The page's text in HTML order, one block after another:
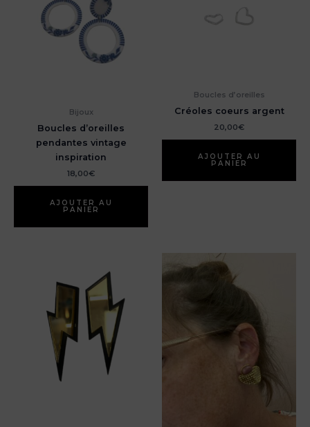
Bijoux
Boucles d’oreilles
pendantes vintage
inspiration
18,00€
AJOUTER AU
PANIER
Boucles d’oreilles
Créoles coeurs argent
20,00€
AJOUTER AU
PANIER